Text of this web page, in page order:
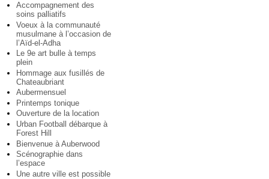
Accompagnement des
soins palliatifs
Voeux à la communauté
musulmane à l’occasion de
l’Aïd-el-Adha
Le 9e art bulle à temps
plein
Hommage aux fusillés de
Chateaubriant
Aubermensuel
Printemps tonique
Ouverture de la location
Urban Football débarque à
Forest Hill
Bienvenue à Auberwood
Scénographie dans
l’espace
Une autre ville est possible